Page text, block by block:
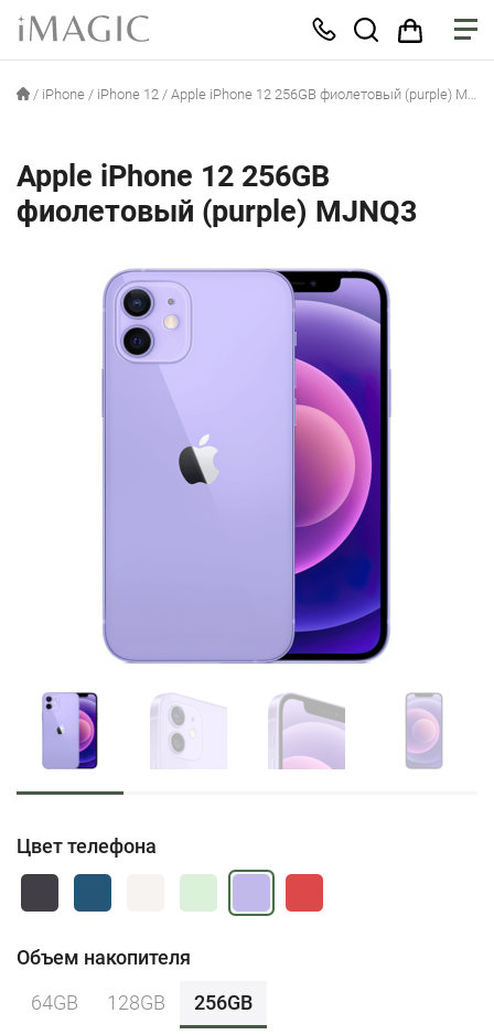
/ iPhone / iPhone 12 / Apple iPhone 12 256GB фиолетовый (purple) MJNQ3
Apple iPhone 12 256GB
фиолетовый (purple) MJNQ3
Цвет телефона
Объем накопителя
64GB
128GB 256GB